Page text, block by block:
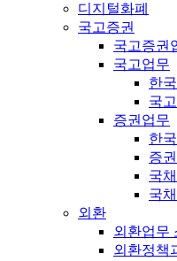
디지털화폐
국고증권
국고증권
국고업무
한
국
증권업무
한
증
국
국
외환
외환업무
외환정책